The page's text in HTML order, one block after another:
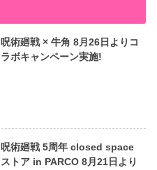
呪術廻戦 × 牛角 8月26日よりコ
ラボキャンペーン実施!
呪術廻戦 5周年 closed space
ストア in PARCO 8月21日より